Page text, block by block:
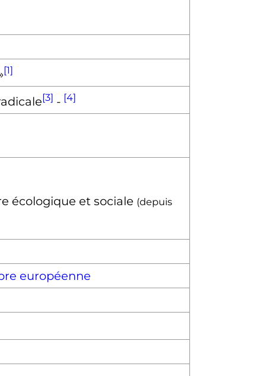
[1]
[3] - [4]
écologique et sociale (depuis
européenne